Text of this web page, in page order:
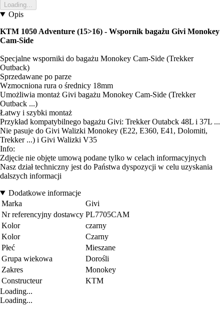
Loading...
Opis
KTM 1050 Adventure (15>16) - Wspornik bagażu Givi Monokey
Cam-Side
Specjalne wsporniki do bagażu Monokey Cam-Side (Trekker
Outback)
Sprzedawane po parze
Wzmocniona rura o średnicy 18mm
Umożliwia montaż Givi bagażu Monokey Cam-Side (Trekker
Outback ...)
Łatwy i szybki montaż
Przykład kompatybilnego bagażu Givi: Trekker Outabck 48L i 37L ...
Nie pasuje do Givi Walizki Monokey (E22, E360, E41, Dolomiti,
Trekker ...) i Givi Walizki V35
Info:
Zdjęcie nie objęte umową podane tylko w celach informacyjnych
Nasz dział techniczny jest do Państwa dyspozycji w celu uzyskania
dalszych informacji
Dodatkowe informacje
Marka
Givi
Nr referencyjny dostawcy PL7705CAM
Kolor
czarny
Kolor
Czarny
Płeć
Mieszane
Grupa wiekowa
Dorośli
Zakres
Monokey
Constructeur
KTM
Loading...
Loading...